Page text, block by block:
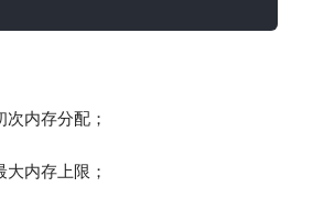
内存分配；
内存上限；